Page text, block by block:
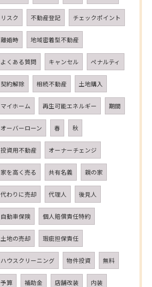
リスク 不動産登記 チェックポイント
離婚時 地域密着型不動産
よくある質問 キャンセル ペナルティ
契約解除 相続不動産 土地購入
マイホーム 再生可能エネルギー 期間
オーバーローン 春 秋
投資用不動産 オーナーチェンジ
家を高く売る 共有名義 親の家
代わりに売却 代理人 後見人
自動車保険 個人賠償責任特約
土地の売却 瑕疵担保責任
ハウスクリーニング 物件投資 無料
予算 補助金 店舗改装 内装